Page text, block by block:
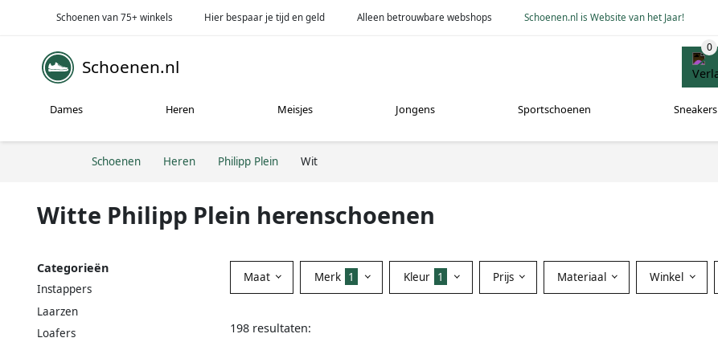
Schoenen van 75+ winkels Hier bespaar je tijd en geld Alleen betrouwbare webshops Schoenen.nl is Website van het Jaar!
Schoenen.nl
Dames Heren Meisjes Jongens Sportschoenen Sneakers
Schoenen Heren Philipp Plein Wit
Witte Philipp Plein herenschoenen
Categorieën
Instappers
Laarzen
Loafers
Maat Merk 1 Kleur 1 Prijs Materiaal Winkel
198 resultaten: